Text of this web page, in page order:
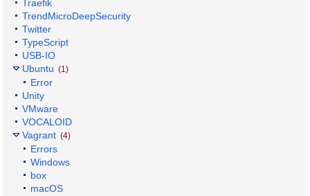
Traefik
TrendMicroDeepSecurity
Twitter
TypeScript
USB-IO
Ubuntu (1)
Error
Unity
VMware
VOCALOID
Vagrant (4)
Errors
Windows
box
macOS